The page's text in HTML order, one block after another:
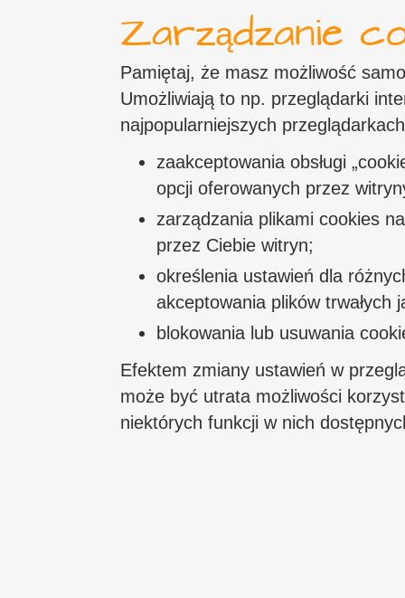
Zarządzanie
Pamiętaj, że masz możliwość
Umożliwiają to np. przeglądarki
najpopularniejszych
zaakceptowania obsługi
opcji oferowanych przez
zarządzania plikami cookies
przez Ciebie witryn;
określenia ustawień dla
akceptowania plików trwałych
blokowania lub usuwania
Efektem zmiany ustawień w
może być utrata możliwości
niektórych funkcji w nich